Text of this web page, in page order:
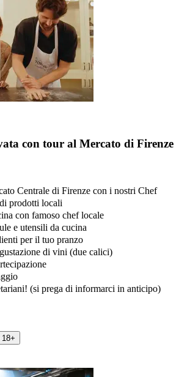
con tour al Mercato di Firenze
Centrale di Firenze con i nostri Chef
prodotti locali
con famoso chef locale
e utensili da cucina
per il tuo pranzo
di vini (due calici)
(si prega di informarci in anticipo)